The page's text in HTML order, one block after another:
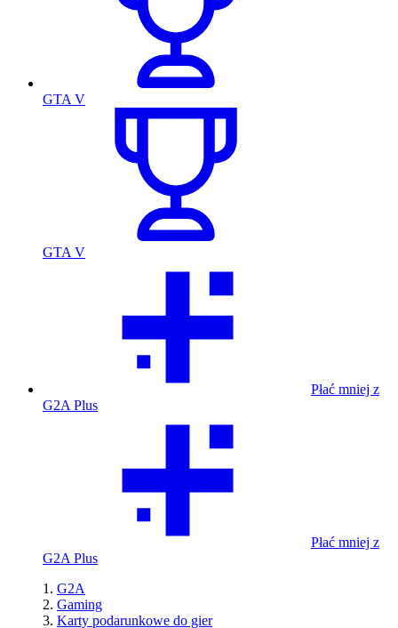
GTA V
GTA V
Płać mniej z
G2A Plus
Płać mniej z
G2A Plus
G2A
Gaming
Karty podarunkowe do gier